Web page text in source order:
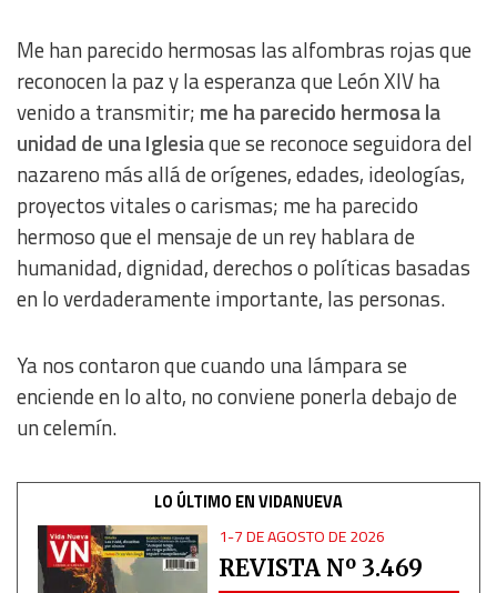
Me han parecido hermosas las alfombras rojas que
reconocen la paz y la esperanza que León XIV ha
venido a transmitir; me ha parecido hermosa la
unidad de una Iglesiaque se reconoce seguidora del
nazareno más allá de orígenes, edades, ideologías,
proyectos vitales o carismas; me ha parecido
hermoso que el mensaje de un rey hablara de
humanidad, dignidad, derechos o políticas basadas
en lo verdaderamente importante, las personas.
Ya nos contaron que cuando una lámpara se
enciende en lo alto, no conviene ponerla debajo de
un celemín.
LO ÚLTIMO EN VIDANUEVA
1-7 DE AGOSTO DE 2026
REVISTA Nº 3.469
Use limited data to select content
IAB Special Features:
Use precise geolocation data
Identify devices based on information actively requested
Non-IAB processing purposes:
Analytical